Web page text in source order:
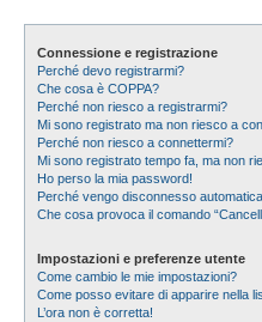
Connessione e registrazione
Perché devo registrarmi?
Che cosa è COPPA?
Perché non riesco a registrarmi?
Mi sono registrato ma non riesco a
Perché non riesco a connettermi?
Mi sono registrato tempo fa, ma non
Ho perso la mia password!
Perché vengo disconnesso
Che cosa provoca il comando
Impostazioni e preferenze utente
Come cambio le mie impostazioni?
Come posso evitare di apparire nella
L’ora non è corretta!